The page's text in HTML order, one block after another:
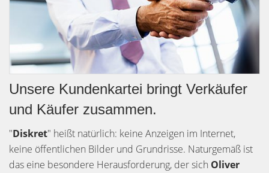
Unsere Kundenkartei bringt Verkäufer
und Käufer zusammen.
"Diskret" heißt natürlich: keine Anzeigen im Internet,
keine öffentlichen Bilder und Grundrisse. Naturgemäß ist
das eine besondere Herausforderung, der sich Oliver